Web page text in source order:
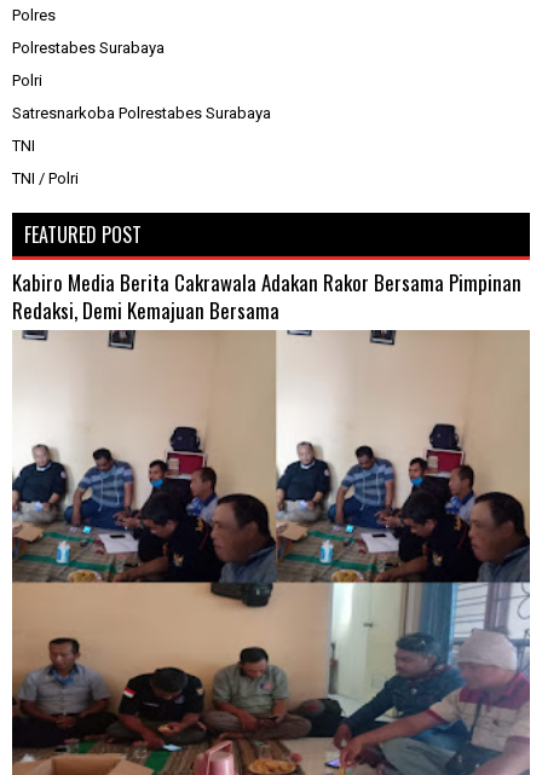
Polres
Polrestabes Surabaya
Polri
Satresnarkoba Polrestabes Surabaya
TNI
TNI / Polri
FEATURED POST
Kabiro Media Berita Cakrawala Adakan Rakor Bersama Pimpinan
Redaksi, Demi Kemajuan Bersama